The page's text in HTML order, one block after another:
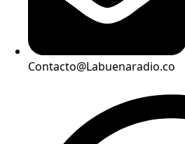
Contacto@Labuenaradio.co